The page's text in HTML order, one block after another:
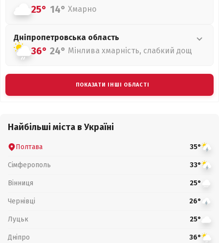
25° 14° Хмарно
Дніпропетровська область
36° 24° Мінлива хмарність, слабкий дощ
ПОКАЗАТИ ІНШІ ОБЛАСТІ
Найбільші міста в Україні
Полтава 35°
Сімферополь 33°
Вінниця 25°
Чернівці 26°
Луцьк 25°
Дніпро 36°